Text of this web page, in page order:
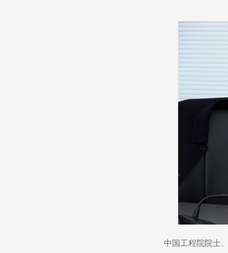
中国工程院院士